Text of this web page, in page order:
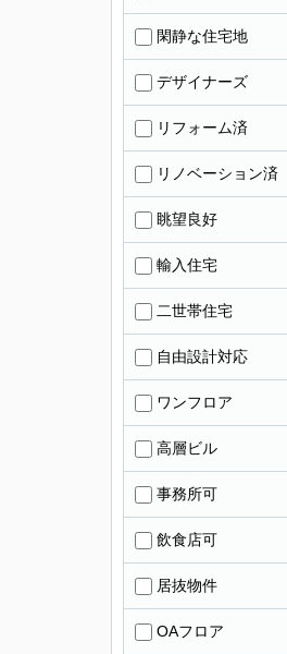
閑静な住宅地
デザイナーズ
リフォーム済
リノベーション済
眺望良好
輸入住宅
二世帯住宅
自由設計対応
ワンフロア
高層ビル
事務所可
飲食店可
居抜物件
OAフロア